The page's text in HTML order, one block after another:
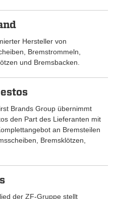
Hersteller von
Bremstrommeln,
und Bremsbacken.
Brands Group übernimmt
den Part des Lieferanten mit
an Bremsteilen
Bremsklötzen,
der ZF-Gruppe stellt